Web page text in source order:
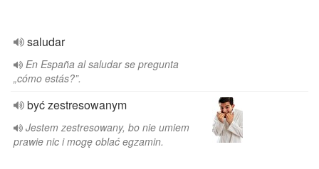
saludar
En España al saludar se pregunta
„cómo estás?”.
być zestresowanym
Jestem zestresowany, bo nie umiem
prawie nic i mogę oblać egzamin.